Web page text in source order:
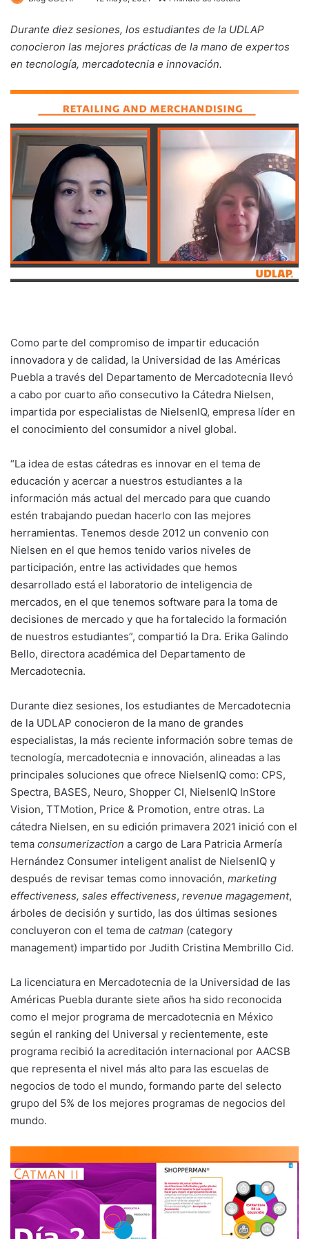
Durante diez sesiones, los estudiantes de la UDLAP
conocieron las mejores prácticas de la mano de expertos
en tecnología, mercadotecnia e innovación.
Como parte del compromiso de impartir educación
innovadora y de calidad, la Universidad de las Américas
Puebla a través del Departamento de Mercadotecnia llevó
a cabo por cuarto año consecutivo la Cátedra Nielsen,
impartida por especialistas de NielsenIQ, empresa líder en
el conocimiento del consumidor a nivel global.
“La idea de estas cátedras es innovar en el tema de
educación y acercar a nuestros estudiantes a la
información más actual del mercado para que cuando
estén trabajando puedan hacerlo con las mejores
herramientas. Tenemos desde 2012 un convenio con
Nielsen en el que hemos tenido varios niveles de
participación, entre las actividades que hemos
desarrollado está el laboratorio de inteligencia de
mercados, en el que tenemos software para la toma de
decisiones de mercado y que ha fortalecido la formación
de nuestros estudiantes”, compartió la Dra. Erika Galindo
Bello, directora académica del Departamento de
Mercadotecnia.
Durante diez sesiones, los estudiantes de Mercadotecnia
de la UDLAP conocieron de la mano de grandes
especialistas, la más reciente información sobre temas de
tecnología, mercadotecnia e innovación, alineadas a las
principales soluciones que ofrece NielsenIQ como: CPS,
Spectra, BASES, Neuro, Shopper CI, NielsenIQ InStore
Vision, TTMotion, Price & Promotion, entre otras. La
cátedra Nielsen, en su edición primavera 2021 inició con el
tema consumerizaction a cargo de Lara Patricia Armería
Hernández Consumer inteligent analist de NielsenIQ y
después de revisar temas como innovación, marketing
effectiveness, sales effectiveness, revenue magagement,
árboles de decisión y surtido, las dos últimas sesiones
concluyeron con el tema de catman (category
management) impartido por Judith Cristina Membrillo Cid.
La licenciatura en Mercadotecnia de la Universidad de las
Américas Puebla durante siete años ha sido reconocida
como el mejor programa de mercadotecnia en México
según el ranking del Universal y recientemente, este
programa recibió la acreditación internacional por AACSB
que representa el nivel más alto para las escuelas de
negocios de todo el mundo, formando parte del selecto
grupo del 5% de los mejores programas de negocios del
mundo.